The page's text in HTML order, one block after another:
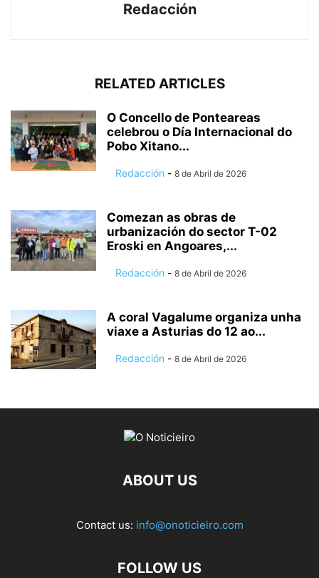
Redacción
RELATED ARTICLES
O Concello de Ponteareas
celebrou o Día Internacional do
Pobo Xitano...
Redacción - 8 de Abril de 2026
Comezan as obras de
urbanización do sector T-02
Eroski en Angoares,...
Redacción - 8 de Abril de 2026
A coral Vagalume organiza unha
viaxe a Asturias do 12 ao...
Redacción - 8 de Abril de 2026
ABOUT US
Contact us: info@onoticieiro.com
FOLLOW US